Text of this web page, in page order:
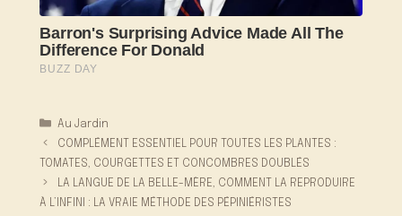
Catégories
Au Jardin
COMPLÉMENT ESSENTIEL POUR TOUTES LES PLANTES :
TOMATES, COURGETTES ET CONCOMBRES DOUBLÉS
LA LANGUE DE LA BELLE-MÈRE, COMMENT LA REPRODUIRE
À L’INFINI : LA VRAIE MÉTHODE DES PÉPINIÉRISTES